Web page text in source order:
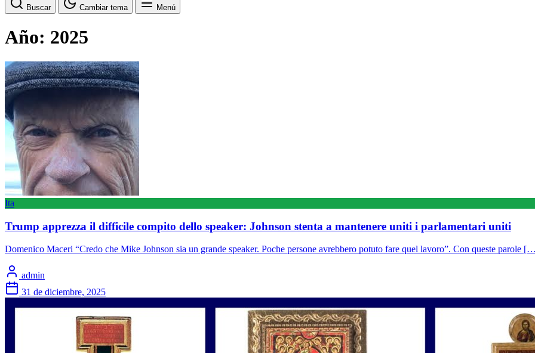
Buscar Cambiar tema Menú
Año: 2025
Ita
Trump apprezza il difficile compito dello speaker: Johnson stenta a mantenere uniti i parlamentari uniti
Domenico Maceri “Credo che Mike Johnson sia un grande speaker. Poche persone avrebbero potuto fare quel lavoro”. Con queste parole
admin
31 de diciembre, 2025